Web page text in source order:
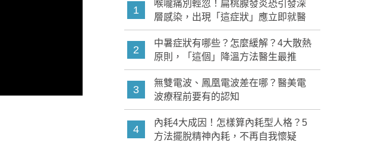
1
喉嚨痛別輕忽！扁桃腺發炎恐引發深
層感染，出現「這症狀」應立即就醫
2
中暑症狀有哪些？怎麼緩解？4大散熱
原則，「這個」降溫方法醫生最推
3
無雙電波、鳳凰電波差在哪？醫美電
波療程前要有的認知
4
內耗4大成因！怎樣算內耗型人格？5
方法擺脫精神內耗，不再自我懷疑